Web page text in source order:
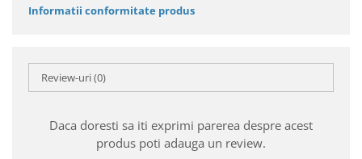
Informatii conformitate produs
Review-uri(0)
Daca doresti sa iti exprimi parerea despre acest
produs poti adauga un review.